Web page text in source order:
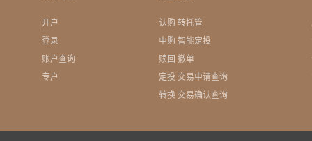
开户
登录
账户查询
专户
认购 转托管
申购 智能定投
赎回 撤单
定投 交易申请查询
转换 交易确认查询